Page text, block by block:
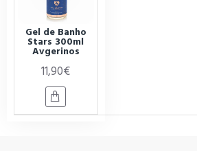
Gel de Banho
Stars 300ml
Avgerinos
11,90€